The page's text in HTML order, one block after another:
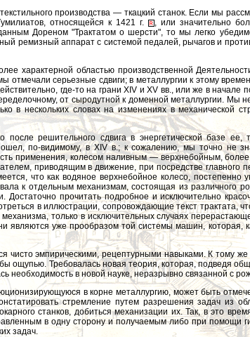
производства — ткацкий станок. Если мы
относящейся к 1421 г.
, или значительно
Дореном "Трактатом о шерсти", то мы легко
ремизный аппарат с системой педалей, рычагов и
характерной областью производственной
отмечали серьезные сдвиги; в металлургии к этому
где-то на грани XIV и XV вв., или же в
от сыродутной к доменной металлургии. Мы
в нескольких словах на изменениях в механической
решительного сдвига в энергетической базе
по-видимому, в XIV в.; к сожалению, мы точно не
применения, колесом наливным — верхнебойным,
приводящим в движение, при посредстве
что как водяное верхнебойное колесо,
к отдельным механизмам, состоящая из различного
прочитать подробное и исключительно
в иллюстрации, сопровождающие текст трактата,
механизма, только в исключительных случаях
уже прообразом той системы машин, которая,
чисто эмпирическими, рецептурными навыками. К
ощупью. Требовалась новая теория, которая, подведя
необходимость в новой науке, неразрывно связанной с
в корне металлургию, может быть
стремление путем разрешения задач из
станков, добиться механизации их. Так, в это
в одну сторону и получаемым либо при помощи
задач.